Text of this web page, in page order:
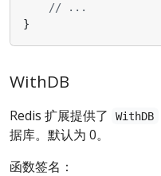
// ...
}
WithDB
Redis 扩展提供了 WithDB
据库。默认为 0。
函数签名：